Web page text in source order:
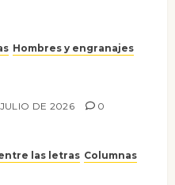
Hombres y engranajes
DE 2026 0
las letras Columnas